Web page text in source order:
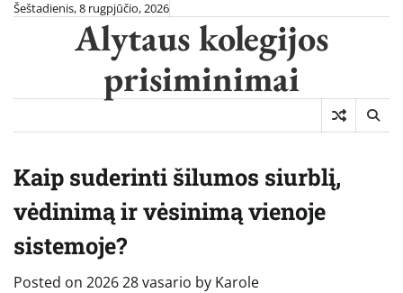
SkipŠeštadienis, 8 rugpjūčio, 2026
Alytaus kolegijos
prisiminimai
Kaip suderinti šilumos siurblį,
vėdinimą ir vėsinimą vienoje
sistemoje?
Posted on 2026 28 vasario by Karole